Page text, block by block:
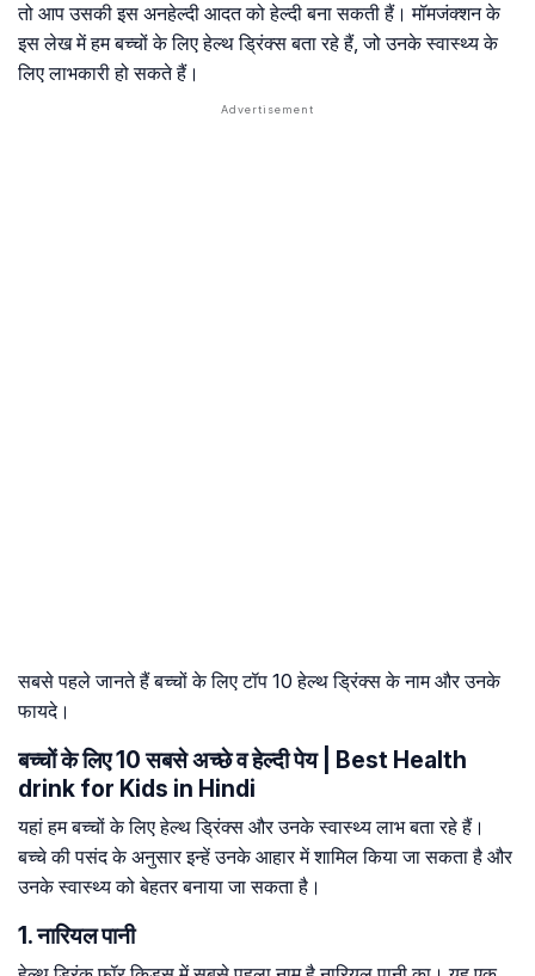
तो आप उसकी इस अनहेल्दी आदत को हेल्दी बना सकती हैं। मॉमजंक्शन के
इस लेख में हम बच्चों के लिए हेल्थ ड्रिंक्स बता रहे हैं, जो उनके स्वास्थ्य के
लिए लाभकारी हो सकते हैं।
सबसे पहले जानते हैं बच्चों के लिए टॉप 10 हेल्थ ड्रिंक्स के नाम और उनके
फायदे।
बच्चों के लिए 10 सबसे अच्छे व हेल्दी पेय | Best Health
drink for Kids in Hindi
यहां हम बच्चों के लिए हेल्थ ड्रिंक्स और उनके स्वास्थ्य लाभ बता रहे हैं।
बच्चे की पसंद के अनुसार इन्हें उनके आहार में शामिल किया जा सकता है और
उनके स्वास्थ्य को बेहतर बनाया जा सकता है।
1. नारियल पानी